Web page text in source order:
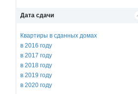
Дата сдачи
Квартиры в сданных домах
в 2016 году
в 2017 году
в 2018 году
в 2019 году
в 2020 году